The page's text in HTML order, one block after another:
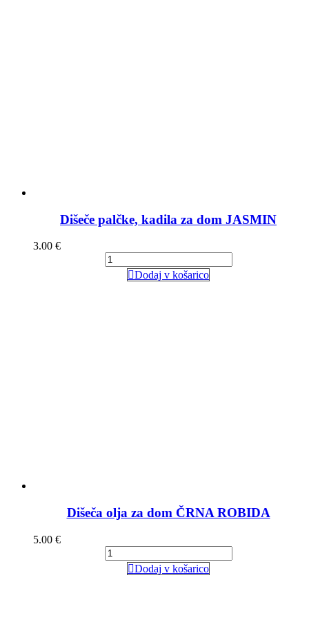
Dišeče palčke, kadila za dom JASMIN
3.00 €
Dodaj v košarico
Dišeča olja za dom ČRNA ROBIDA
5.00 €
Dodaj v košarico